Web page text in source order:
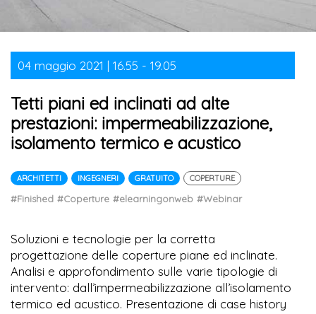
04 maggio 2021 | 16.55 - 19.05
Tetti piani ed inclinati ad alte
prestazioni: impermeabilizzazione,
isolamento termico e acustico
ARCHITETTI INGEGNERI GRATUITO COPERTURE
#Finished #Coperture #elearningonweb #Webinar
Soluzioni e tecnologie per la corretta
progettazione delle coperture piane ed inclinate.
Analisi e approfondimento sulle varie tipologie di
intervento: dall’impermeabilizzazione all’isolamento
termico ed acustico. Presentazione di case history